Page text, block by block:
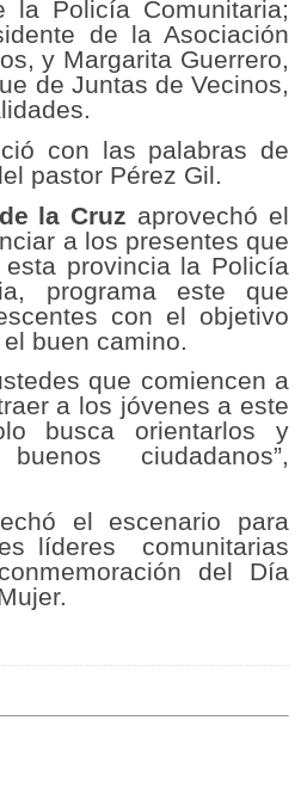
la Policía Comunitaria;
de la Asociación
y Margarita Guerrero,
de Juntas de Vecinos,
con las palabras de
pastor Pérez Gil.
la Cruz aprovechó el
a los presentes que
provincia la Policía
programa este que
con el objetivo
buen camino.
que comiencen a
a los jóvenes a este
busca orientarlos y
ciudadanos”,
el escenario para
líderes comunitarias
del Día